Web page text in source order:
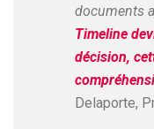
documents
Timeline
décision,
Delaporte,